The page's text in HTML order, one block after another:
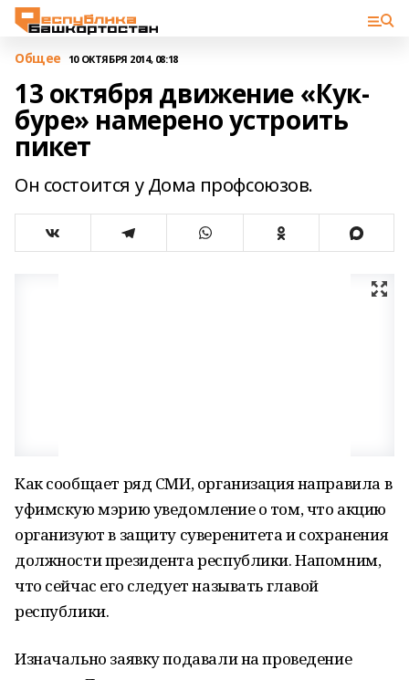
Общее 10 ОКТЯБРЯ 2014, 08:18
13 октября движение «Кук-
буре» намерено устроить
пикет
Он состоится у Дома профсоюзов.
Как сообщает ряд СМИ, организация направила в
уфимскую мэрию уведомление о том, что акцию
организуют в защиту суверенитета и сохранения
должности президента республики. Напомним,
что сейчас его следует называть главой
республики.
Изначально заявку подавали на проведение